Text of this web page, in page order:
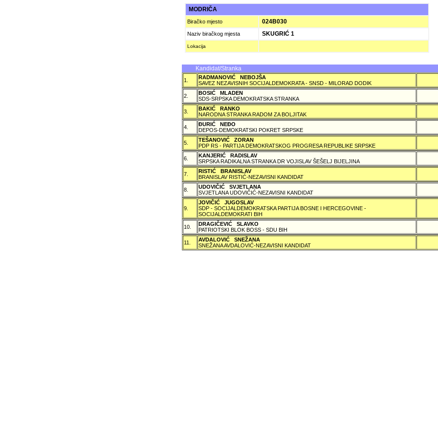
MODRIČA
Biračko mjesto 024B030
Naziv biračkog mjesta SKUGRIĆ 1
Lokacija
Kandidat/Stranka
1.
RADMANOVIĆ NEBOJŠA
SAVEZ NEZAVISNIH SOCIJALDEMOKRATA - SNSD - MILORAD DODIK
2.
BOSIĆ MLADEN
SDS-SRPSKA DEMOKRATSKA STRANKA
3.
BAKIĆ RANKO
NARODNA STRANKA RADOM ZA BOLJITAK
4.
ÐURIĆ NEÐO
DEPOS-DEMOKRATSKI POKRET SRPSKE
5.
TEŠANOVIĆ ZORAN
PDP RS - PARTIJA DEMOKRATSKOG PROGRESA REPUBLIKE SRPSKE
6.
KANJERIĆ RADISLAV
SRPSKA RADIKALNA STRANKA DR VOJISLAV ŠEŠELJ BIJELJINA
7.
RISTIĆ BRANISLAV
BRANISLAV RISTIĆ-NEZAVISNI KANDIDAT
8.
UDOVIČIĆ SVJETLANA
SVJETLANA UDOVIČIĆ-NEZAVISNI KANDIDAT
9.
JOVIČIĆ JUGOSLAV
SDP - SOCIJALDEMOKRATSKA PARTIJA BOSNE I HERCEGOVINE -
SOCIJALDEMOKRATI BIH
10.
DRAGIČEVIĆ SLAVKO
PATRIOTSKI BLOK BOSS - SDU BIH
11.
AVDALOVIĆ SNEŽANA
SNEŽANA AVDALOVIĆ-NEZAVISNI KANDIDAT